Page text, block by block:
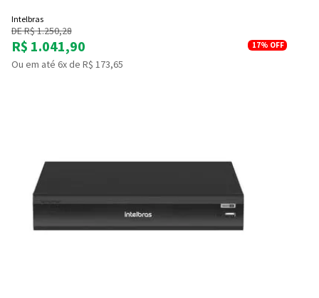
Intelbras
DE R$ 1.250,28
R$ 1.041,90 17% OFF
Ou em até 6x de R$ 173,65